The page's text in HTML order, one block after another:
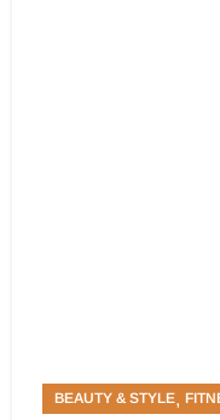
BEAUTY & STYLE,